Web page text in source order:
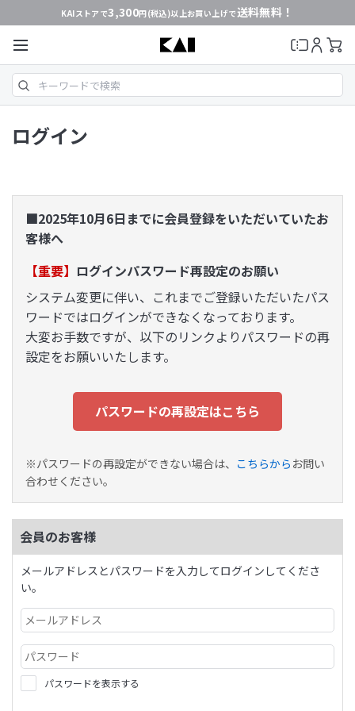
KAIストアで3,300円(税込)以上お買い上げで送料無料！
ログイン
■2025年10月6日までに会員登録をいただいていたお
客様へ
【重要】 ログインパスワード再設定のお願い
システム変更に伴い、これまでご登録いただいたパス
ワードではログインができなくなっております。
大変お手数ですが、以下のリンクよりパスワードの再
設定をお願いいたします。
パスワードの再設定はこちら
※パスワードの再設定ができない場合は、 こちらから お問い
合わせください。
会員のお客様
メールアドレスとパスワードを入力してログインしてくださ
い。
パスワードを表示する